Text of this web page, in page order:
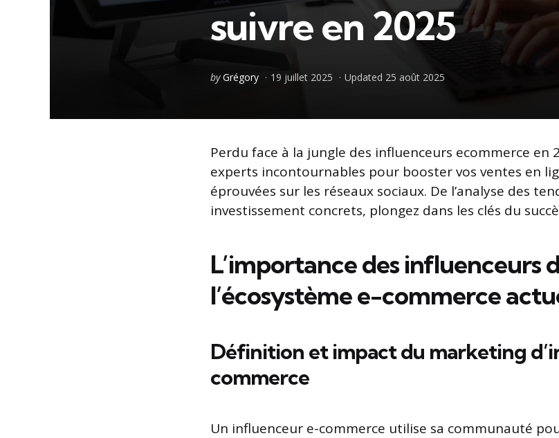
suivre en 2025
Posted
by Grégory 19 juillet 2025 Updated 25 août 2025
Perdu face à la jungle des influenceurs ecommerce en
experts incontournables pour booster vos ventes en
éprouvées sur les réseaux sociaux. De l’analyse des
investissement concrets, plongez dans les clés du
L’importance des influenceurs
l’écosystème e-commerce
Définition et impact du marketing
commerce
Un influenceur e-commerce utilise sa communauté